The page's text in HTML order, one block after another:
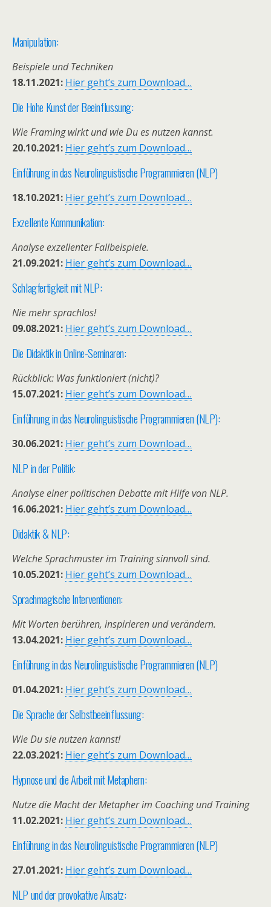
Manipulation:
Beispiele und Techniken
18.11.2021: Hier geht’s zum Download…
Die Hohe Kunst der Beeinflussung:
Wie Framing wirkt und wie Du es nutzen kannst.
20.10.2021: Hier geht’s zum Download…
Einführung in das Neurolinguistische Programmieren (NLP)
18.10.2021: Hier geht’s zum Download…
Exzellente Kommunikation:
Analyse exzellenter Fallbeispiele.
21.09.2021: Hier geht’s zum Download…
Schlagfertigkeit mit NLP:
Nie mehr sprachlos!
09.08.2021: Hier geht’s zum Download…
Die Didaktik in Online-Seminaren:
Rückblick: Was funktioniert (nicht)?
15.07.2021: Hier geht’s zum Download…
Einführung in das Neurolinguistische Programmieren (NLP):
30.06.2021: Hier geht’s zum Download…
NLP in der Politik:
Analyse einer politischen Debatte mit Hilfe von NLP.
16.06.2021: Hier geht’s zum Download…
Didaktik & NLP:
Welche Sprachmuster im Training sinnvoll sind.
10.05.2021: Hier geht’s zum Download…
Sprachmagische Interventionen:
Mit Worten berühren, inspirieren und verändern.
13.04.2021: Hier geht’s zum Download…
Einführung in das Neurolinguistische Programmieren (NLP)
01.04.2021: Hier geht’s zum Download…
Die Sprache der Selbstbeeinflussung:
Wie Du sie nutzen kannst!
22.03.2021: Hier geht’s zum Download…
Hypnose und die Arbeit mit Metaphern:
Nutze die Macht der Metapher im Coaching und Training
11.02.2021: Hier geht’s zum Download…
Einführung in das Neurolinguistische Programmieren (NLP)
27.01.2021: Hier geht’s zum Download…
NLP und der provokative Ansatz: